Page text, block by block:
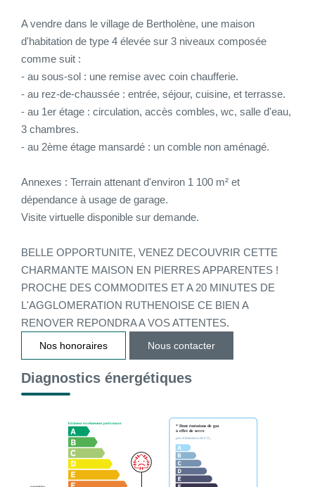
CONTACT
CONNEXION
A vendre dans le village de Bertholène, une maison
d'habitation de type 4 élevée sur 3 niveaux composée
comme suit :
- au sous-sol : une remise avec coin chaufferie.
- au rez-de-chaussée : entrée, séjour, cuisine, et terrasse.
- au 1er étage : circulation, accès combles, wc, salle d'eau,
3 chambres.
- au 2ème étage mansardé : un comble non aménagé.
Annexes : Terrain attenant d'environ 1 100 m² et
dépendance à usage de garage.
Visite virtuelle disponible sur demande.
BELLE OPPORTUNITE, VENEZ DECOUVRIR CETTE
CHARMANTE MAISON EN PIERRES APPARENTES !
PROCHE DES COMMODITES ET A 20 MINUTES DE
L'AGGLOMERATION RUTHENOISE CE BIEN A
RENOVER REPONDRA A VOS ATTENTES.
Nos honoraires Nous contacter
Diagnostics énergétiques